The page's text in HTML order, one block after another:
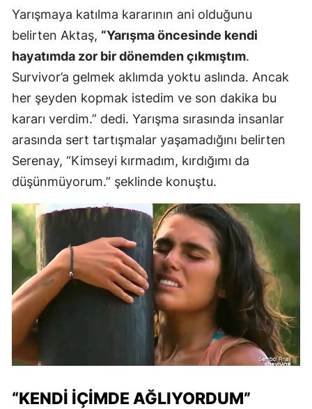
Yarışmaya katılma kararının ani olduğunu
belirten Aktaş, “Yarışma öncesinde kendi
hayatımda zor bir dönemden çıkmıştım.
Survivor’a gelmek aklımda yoktu aslında. Ancak
her şeyden kopmak istedim ve son dakika bu
kararı verdim.” dedi. Yarışma sırasında insanlar
arasında sert tartışmalar yaşamadığını belirten
Serenay, “Kimseyi kırmadım, kırdığımı da
düşünmüyorum.” şeklinde konuştu.
“KENDI İÇIMDE AĞLIYORDUM”